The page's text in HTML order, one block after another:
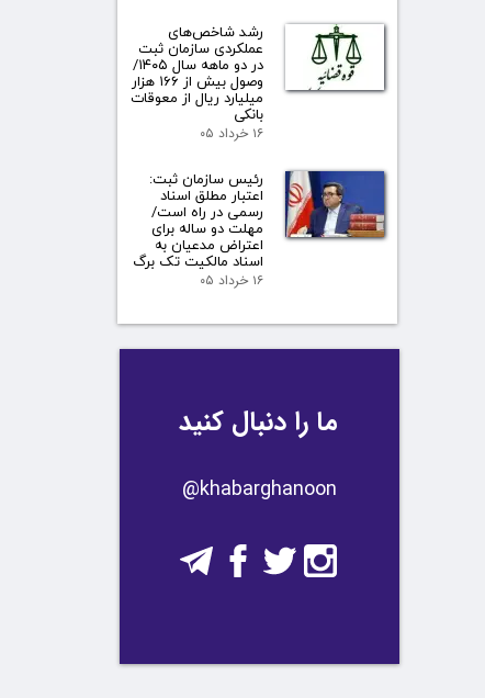
رشد شاخص‌های
عملکردی سازمان ثبت
در دو ماهه سال ۱۴۰۵/
وصول بیش از ۱۶۶ هزار
میلیارد ریال از معوقات
بانکی
۱۶ خرداد ۰۵
رئیس سازمان ثبت:
اعتبار مطلق اسناد
رسمی در راه است/
مهلت دو ساله برای
اعتراض مدعیان به
اسناد مالکیت تک برگ
۱۶ خرداد ۰۵
​​@khabarghanoon
ما را دنبال کنید